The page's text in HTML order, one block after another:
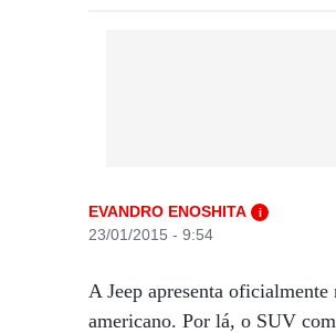
EVANDRO ENOSHITA i
23/01/2015 - 9:54
A Jeep apresenta oficialmente
americano. Por lá, o SUV